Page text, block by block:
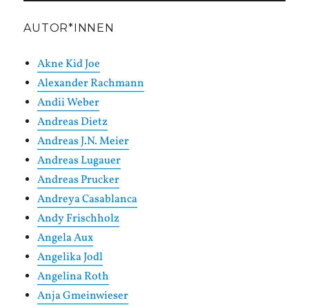
AUTOR*INNEN
Akne Kid Joe
Alexander Rachmann
Andii Weber
Andreas Dietz
Andreas J.N. Meier
Andreas Lugauer
Andreas Prucker
Andreya Casablanca
Andy Frischholz
Angela Aux
Angelika Jodl
Angelina Roth
Anja Gmeinwieser